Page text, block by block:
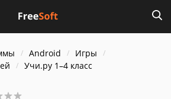
Android
Игры
Учи.ру 1–4 класс